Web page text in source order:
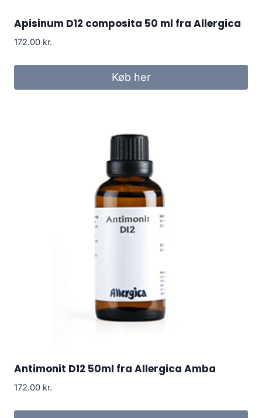
Apisinum D12 composita 50 ml fra Allergica
172.00 kr.
Køb her
Antimonit D12 50ml fra Allergica Amba
172.00 kr.